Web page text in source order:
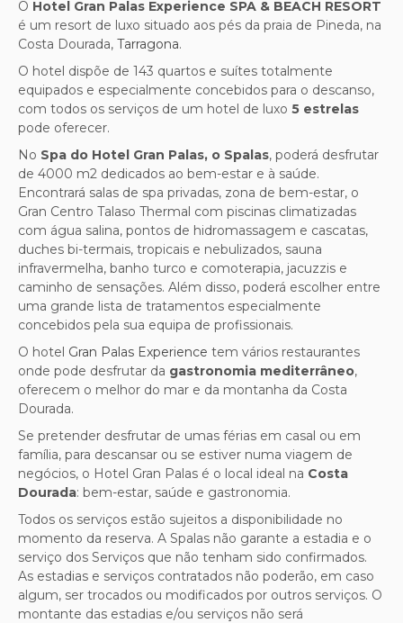
O Hotel Gran Palas Experience SPA & BEACH RESORT
é um resort de luxo situado aos pés da praia de Pineda, na
Costa Dourada, Tarragona.
O hotel dispõe de 143 quartos e suítes totalmente
equipados e especialmente concebidos para o descanso,
com todos os serviços de um hotel de luxo 5 estrelas
pode oferecer.
No Spa do Hotel Gran Palas, o Spalas, poderá desfrutar
de 4000 m2 dedicados ao bem-estar e à saúde.
Encontrará salas de spa privadas, zona de bem-estar, o
Gran Centro Talaso Thermal com piscinas climatizadas
com água salina, pontos de hidromassagem e cascatas,
duches bi-termais, tropicais e nebulizados, sauna
infravermelha, banho turco e comoterapia, jacuzzis e
caminho de sensações. Além disso, poderá escolher entre
uma grande lista de tratamentos especialmente
concebidos pela sua equipa de profissionais.
O hotel Gran Palas Experience tem vários restaurantes
onde pode desfrutar da gastronomia mediterrâneo,
oferecem o melhor do mar e da montanha da Costa
Dourada.
Se pretender desfrutar de umas férias em casal ou em
família, para descansar ou se estiver numa viagem de
negócios, o Hotel Gran Palas é o local ideal na Costa
Dourada: bem-estar, saúde e gastronomia.
Todos os serviços estão sujeitos a disponibilidade no
momento da reserva. A Spalas não garante a estadia e o
serviço dos Serviços que não tenham sido confirmados.
As estadias e serviços contratados não poderão, em caso
algum, ser trocados ou modificados por outros serviços. O
montante das estadias e/ou serviços não será